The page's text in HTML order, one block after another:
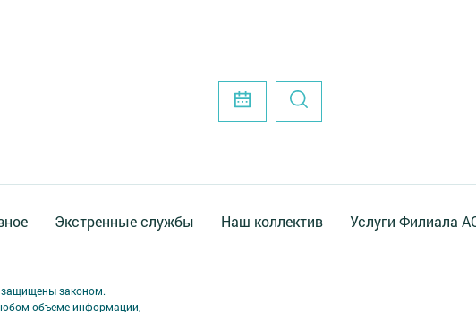
Экстренные службы Наш коллектив Услуги Филиала
законом.
объеме информации,